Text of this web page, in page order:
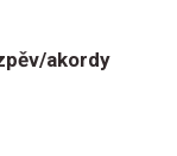
akordy